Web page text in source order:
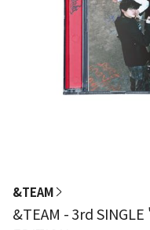
&TEAM
&TEAM - 3rd